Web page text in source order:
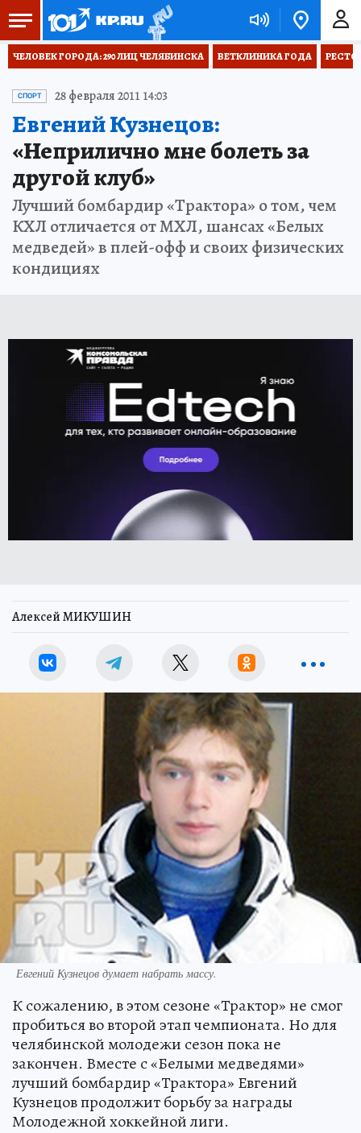
ЧЕЛОВЕК ГОРОДА: 290 ЛИЦ ЧЕЛЯБИНСКА ВЕТКЛИНИКА ГОДА
СПОРТ 28 февраля 2011 14:03
Евгений Кузнецов:
«Неприлично мне болеть за
другой клуб»
Лучший бомбардир «Трактора» о том, чем
КХЛ отличается от МХЛ, шансах «Белых
медведей» в плей-офф и своих физических
кондициях
Алексей МИКУШИН
Евгений Кузнецов думает набрать массу.
К сожалению, в этом сезоне «Трактор» не смог
пробиться во второй этап чемпионата. Но для
челябинской молодежи сезон пока не
закончен. Вместе с «Белыми медведями»
лучший бомбардир «Трактора» Евгений
Кузнецов продолжит борьбу за награды
Молодежной хоккейной лиги.